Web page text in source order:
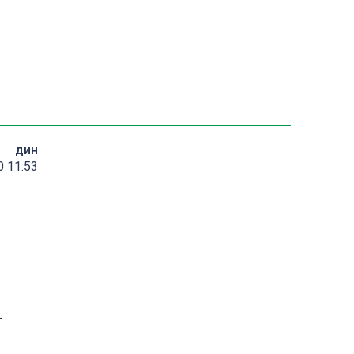
дин
11:53